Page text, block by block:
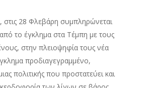
στις 28 Φλεβάρη συμπληρώνεται
το έγκλημα στα Τέμπη με τους
στην πλειοψηφία τους νέα
προδιαγεγραμμένο,
πολιτικής που προστατεύει και